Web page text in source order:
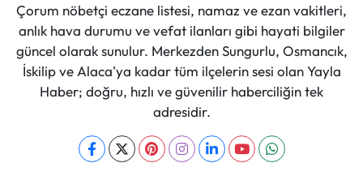
Çorum nöbetçi eczane listesi, namaz ve ezan vakitleri,
anlık hava durumu ve vefat ilanları gibi hayati bilgiler
güncel olarak sunulur. Merkezden Sungurlu, Osmancık,
İskilip ve Alaca'ya kadar tüm ilçelerin sesi olan Yayla
Haber; doğru, hızlı ve güvenilir haberciliğin tek
adresidir.